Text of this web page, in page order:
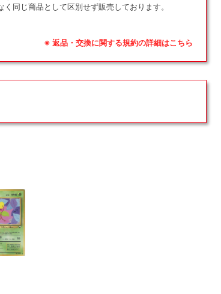
同じ商品として区別せず販売しております。
※ 返品・交換に関する規約の詳細はこちら